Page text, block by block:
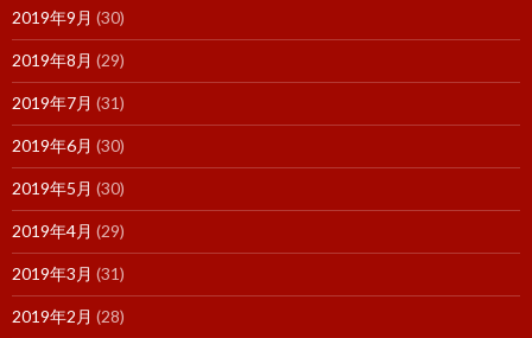
2019年9月 (30)
2019年8月 (29)
2019年7月 (31)
2019年6月 (30)
2019年5月 (30)
2019年4月 (29)
2019年3月 (31)
2019年2月 (28)